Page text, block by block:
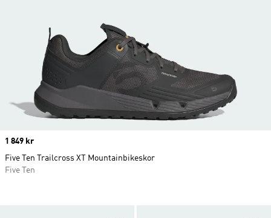
Price
1 849 kr
Five Ten Trailcross XT Mountainbikeskor
Five Ten